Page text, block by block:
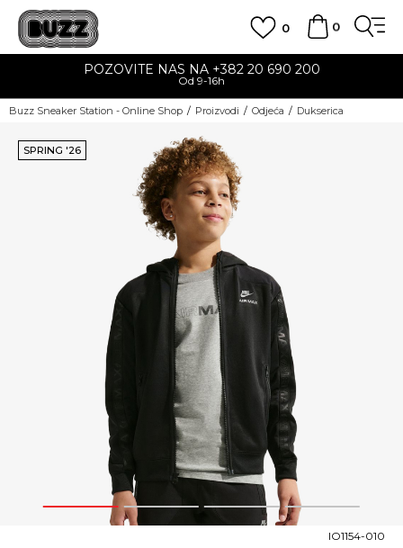
0
0
POZOVITE NAS NA +382 20 690 200
Od 9-16h
Buzz Sneaker Station - Online Shop Proizvodi Odjeća Dukserica
1 2 3 4
SPRING '26
IO1154-010